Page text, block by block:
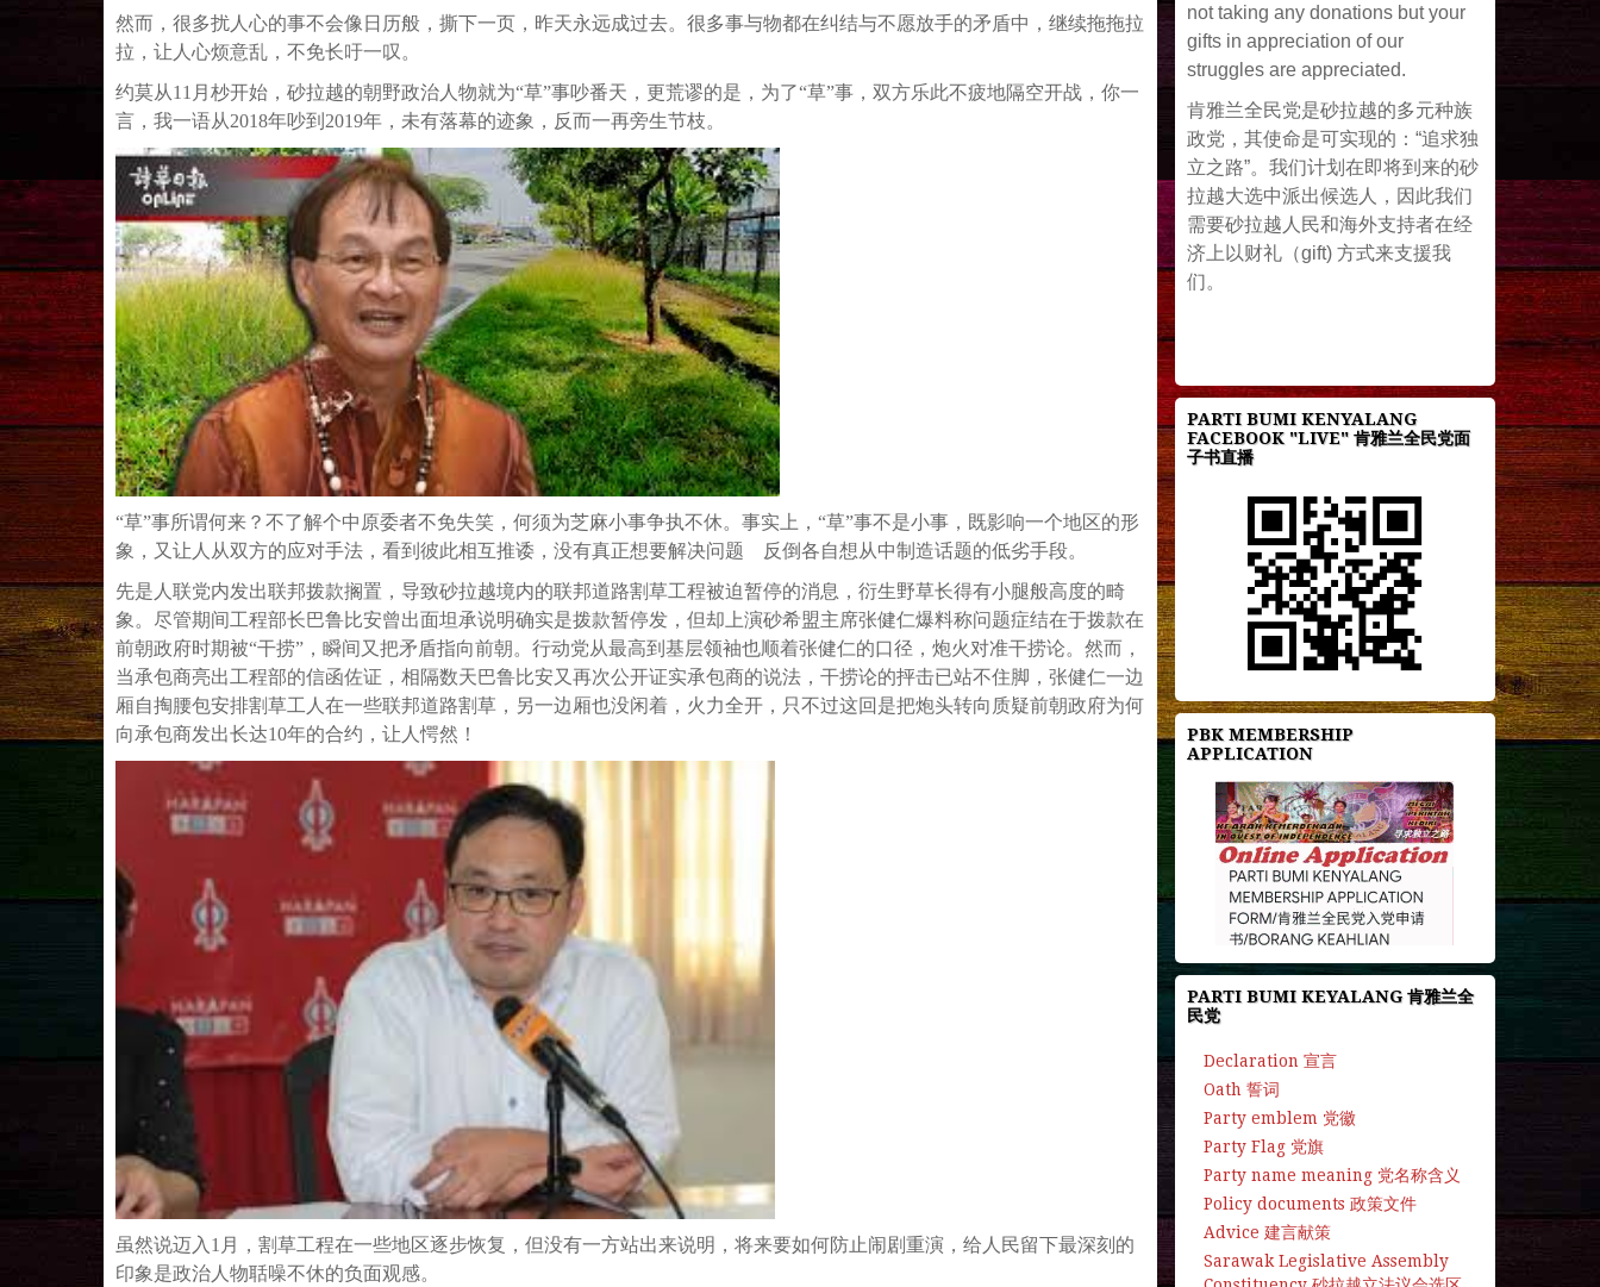
然而，很多扰人心的事不会像日历般，撕下一页，昨天永远成过去。很多事与物都在纠结与不愿放手的矛盾中，继续拖拖拉
拉，让人心烦意乱，不免长吁一叹。
约莫从11月杪开始，砂拉越的朝野政治人物就为“草”事吵番天，更荒谬的是，为了“草”事，双方乐此不疲地隔空开战，你一
言，我一语从2018年吵到2019年，未有落幕的迹象，反而一再旁生节枝。
“草”事所谓何来？不了解个中原委者不免失笑，何须为芝麻小事争执不休。事实上，“草”事不是小事，既影响一个地区的形
象，又让人从双方的应对手法，看到彼此相互推诿，没有真正想要解决问题 反倒各自想从中制造话题的低劣手段。
先是人联党内发出联邦拨款搁置，导致砂拉越境内的联邦道路割草工程被迫暂停的消息，衍生野草长得有小腿般高度的畸
象。尽管期间工程部长巴鲁比安曾出面坦承说明确实是拨款暂停发，但却上演砂希盟主席张健仁爆料称问题症结在于拨款在
前朝政府时期被“干捞”，瞬间又把矛盾指向前朝。行动党从最高到基层领袖也顺着张健仁的口径，炮火对准干捞论。然而，
当承包商亮出工程部的信函佐证，相隔数天巴鲁比安又再次公开证实承包商的说法，干捞论的抨击已站不住脚，张健仁一边
厢自掏腰包安排割草工人在一些联邦道路割草，另一边厢也没闲着，火力全开，只不过这回是把炮头转向质疑前朝政府为何
向承包商发出长达10年的合约，让人愕然！
虽然说迈入1月，割草工程在一些地区逐步恢复，但没有一方站出来说明，将来要如何防止闹剧重演，给人民留下最深刻的
印象是政治人物聒噪不休的负面观感。
not taking any donations but your
gifts in appreciation of our
struggles are appreciated.
肯雅兰全民党是砂拉越的多元种族
政党，其使命是可实现的：“追求独
立之路”。我们计划在即将到来的砂
拉越大选中派出候选人，因此我们
需要砂拉越人民和海外支持者在经
济上以财礼（gift) 方式来支援我
们。
PARTI BUMI KENYALANG
FACEBOOK "LIVE" 肯雅兰全民党面
子书直播
PBK MEMBERSHIP
APPLICATION
PARTI BUMI KEYALANG 肯雅兰全
民党
Declaration 宣言
Oath 誓词
Party emblem 党徽
Party Flag 党旗
Party name meaning 党名称含义
Policy documents 政策文件
Advice 建言献策
Sarawak Legislative Assembly